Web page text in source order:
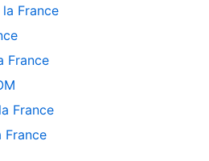
France
France
France
France